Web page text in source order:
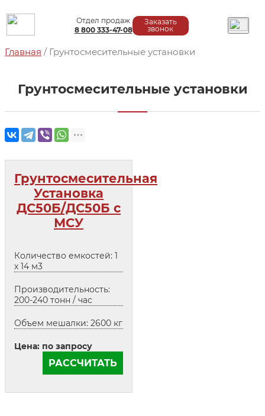
Заказать
звонок
Отдел продаж
8 800333-47-08
Главная / Грунтосмесительные установки
Грунтосмесительные установки
Грунтосмесительная
Установка
ДС50Б/ДС50Б с
МСУ
Количество емкостей: 1
х 14 м3
Производительность:
200-240 тонн / час
Объем мешалки: 2600 кг
Цена: по запросу
РАССЧИТАТЬ